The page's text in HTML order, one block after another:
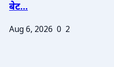
बेट...
Aug 6, 2026 0 2